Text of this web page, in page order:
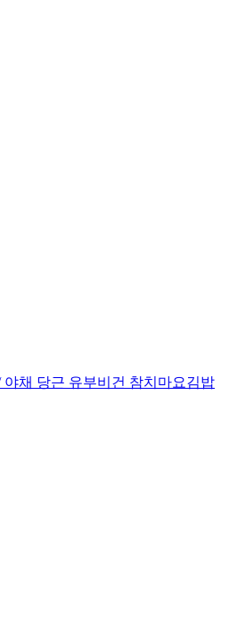
야채 당근 유부비건 참치마요김밥